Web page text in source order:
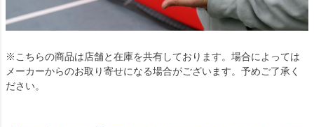
※こちらの商品は店舗と在庫を共有しております。場合によっては
メーカーからのお取り寄せになる場合がございます。予めご了承く
ださい。